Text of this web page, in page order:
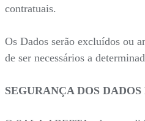
contratuais.
Os Dados serão excluídos ou
de ser necessários a
SEGURANÇA DOS DADOS